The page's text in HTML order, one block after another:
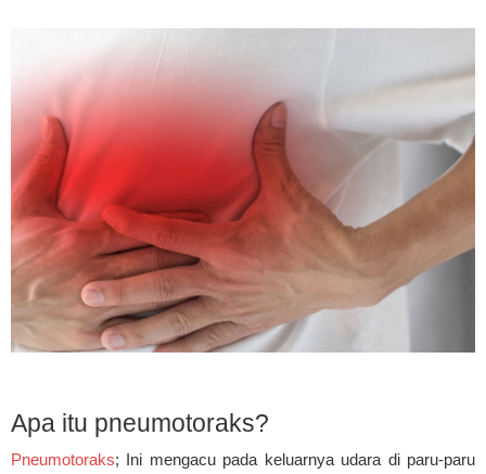
Apa itu pneumotoraks?
Pneumotoraks; Ini mengacu pada keluarnya udara di paru-paru